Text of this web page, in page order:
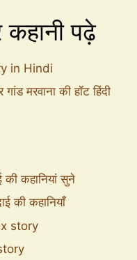
पढ़े
in Hindi
मरवाना की हॉट हिंदी
कहानियां सुने
की कहानियाँ
story